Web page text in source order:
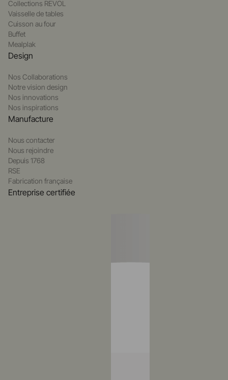
Collections REVOL
Vaisselle de tables
Cuisson au four
Buffet
Mealplak
Design
Nos Collaborations
Notre vision design
Nos innovations
Nos inspirations
Manufacture
Nous contacter
Nous rejoindre
Depuis 1768
RSE
Fabrication française
Entreprise certifiée